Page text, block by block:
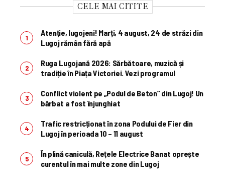
CELE MAI CITITE
Atenție, lugojeni! Marți, 4 august, 24 de străzi din
Lugoj rămân fără apă
Ruga Lugojană 2026: Sărbătoare, muzică și
tradiție în Piața Victoriei. Vezi programul
Conflict violent pe „Podul de Beton” din Lugoj! Un
bărbat a fost înjunghiat
Trafic restricționat în zona Podului de Fier din
Lugoj în perioada 10 – 11 august
În plină caniculă, Rețele Electrice Banat oprește
curentul în mai multe zone din Lugoj